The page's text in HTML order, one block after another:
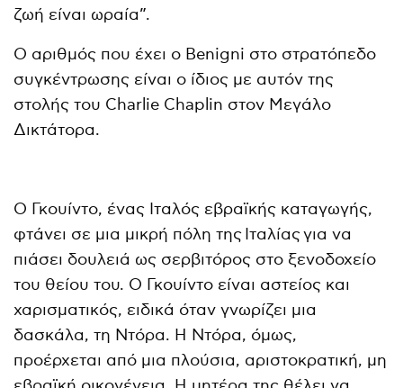
ζωή είναι ωραία”.
Ο αριθμός που έχει ο Benigni στο στρατόπεδο
συγκέντρωσης είναι ο ίδιος με αυτόν της
στολής του Charlie Chaplin στον Μεγάλο
Δικτάτορα.
Ο Γκουίντο, ένας Ιταλός εβραϊκής καταγωγής,
φτάνει σε μια μικρή πόλη της Ιταλίας για να
πιάσει δουλειά ως σερβιτόρος στο ξενοδοχείο
του θείου του. Ο Γκουίντο είναι αστείος και
χαρισματικός, ειδικά όταν γνωρίζει μια
δασκάλα, τη Ντόρα. Η Ντόρα, όμως,
προέρχεται από μια πλούσια, αριστοκρατική, μη